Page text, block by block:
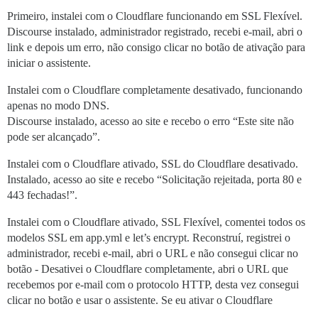
Primeiro, instalei com o Cloudflare funcionando em SSL Flexível.
Discourse instalado, administrador registrado, recebi e-mail, abri o
link e depois um erro, não consigo clicar no botão de ativação para
iniciar o assistente.
Instalei com o Cloudflare completamente desativado, funcionando
apenas no modo DNS.
Discourse instalado, acesso ao site e recebo o erro “Este site não
pode ser alcançado”.
Instalei com o Cloudflare ativado, SSL do Cloudflare desativado.
Instalado, acesso ao site e recebo “Solicitação rejeitada, porta 80 e
443 fechadas!”.
Instalei com o Cloudflare ativado, SSL Flexível, comentei todos os
modelos SSL em app.yml e let’s encrypt. Reconstruí, registrei o
administrador, recebi e-mail, abri o URL e não consegui clicar no
botão - Desativei o Cloudflare completamente, abri o URL que
recebemos por e-mail com o protocolo HTTP, desta vez consegui
clicar no botão e usar o assistente. Se eu ativar o Cloudflare